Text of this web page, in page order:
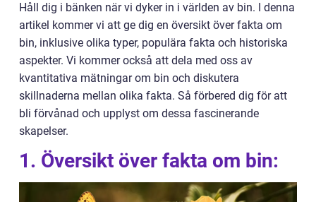
Håll dig i bänken när vi dyker in i världen av bin. I denna
artikel kommer vi att ge dig en översikt över fakta om
bin, inklusive olika typer, populära fakta och historiska
aspekter. Vi kommer också att dela med oss av
kvantitativa mätningar om bin och diskutera
skillnaderna mellan olika fakta. Så förbered dig för att
bli förvånad och upplyst om dessa fascinerande
skapelser.
1. Översikt över fakta om bin: